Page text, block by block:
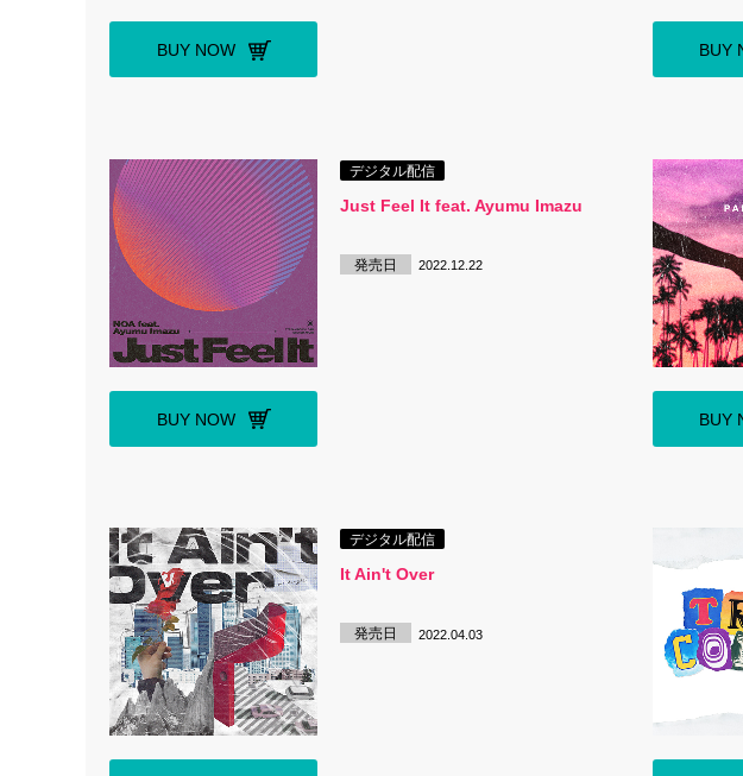
BUY NOW BUY
BUY NOW
デジタル配信
Just Feel It feat. Ayumu Imazu
発売日 2022.12.22
BUY
デジタル配信
It Ain't Over
発売日 2022.04.03